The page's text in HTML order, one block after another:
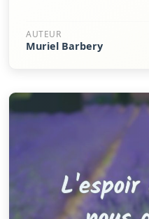
AUTEUR
Muriel Barbery